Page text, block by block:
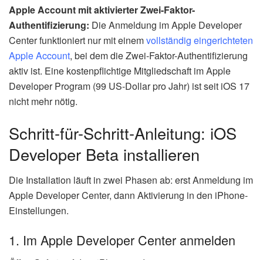
Apple Account mit aktivierter Zwei-Faktor-
Authentifizierung: Die Anmeldung im Apple Developer
Center funktioniert nur mit einemvollständig eingerichteten
Apple Account, bei dem die Zwei-Faktor-Authentifizierung
aktiv ist. Eine kostenpflichtige Mitgliedschaft im Apple
Developer Program (99 US-Dollar pro Jahr) ist seit iOS 17
nicht mehr nötig.
Schritt-für-Schritt-Anleitung: iOS
Developer Beta installieren
Die Installation läuft in zwei Phasen ab: erst Anmeldung im
Apple Developer Center, dann Aktivierung in den iPhone-
Einstellungen.
1. Im Apple Developer Center anmelden